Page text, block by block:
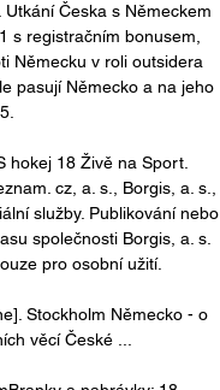
Česka s Německem
s registračním bonusem,
Německu v roli outsidera
pasují Německo a na jeho
hokej 18 Živě na Sport.
cz, a. s., Borgis, a. s.,
služby. Publikování nebo
společnosti Borgis, a. s.
pro osobní užití.
Stockholm Německo - o
věcí České ...